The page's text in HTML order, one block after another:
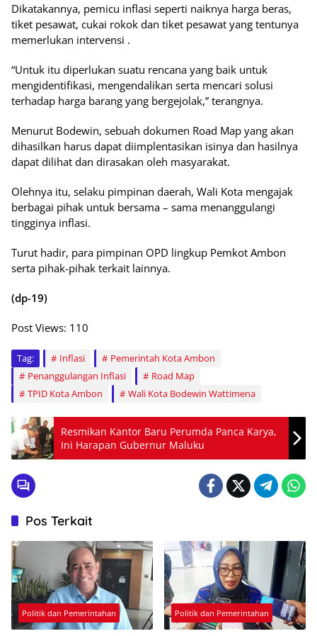
Dikatakannya, pemicu inflasi seperti naiknya harga beras,
tiket pesawat, cukai rokok dan tiket pesawat yang tentunya
memerlukan intervensi .
“Untuk itu diperlukan suatu rencana yang baik untuk
mengidentifikasi, mengendalikan serta mencari solusi
terhadap harga barang yang bergejolak,” terangnya.
Menurut Bodewin, sebuah dokumen Road Map yang akan
dihasilkan harus dapat diimplentasikan isinya dan hasilnya
dapat dilihat dan dirasakan oleh masyarakat.
Olehnya itu, selaku pimpinan daerah, Wali Kota mengajak
berbagai pihak untuk bersama – sama menanggulangi
tingginya inflasi.
Turut hadir, para pimpinan OPD lingkup Pemkot Ambon
serta pihak-pihak terkait lainnya.
(dp-19)
Post Views: 110
Tag: Inflasi
Pemerintah Kota Ambon
Penanggulangan Inflasi
Road Map
TPID Kota Ambon
Wali Kota Bodewin Wattimena
Resmikan Kantor Baru Perumda Panca Karya,
Ini Harapan Gubernur Maluku
Pos Terkait
Politik dan Pemerintahan Politik dan Pemerintahan